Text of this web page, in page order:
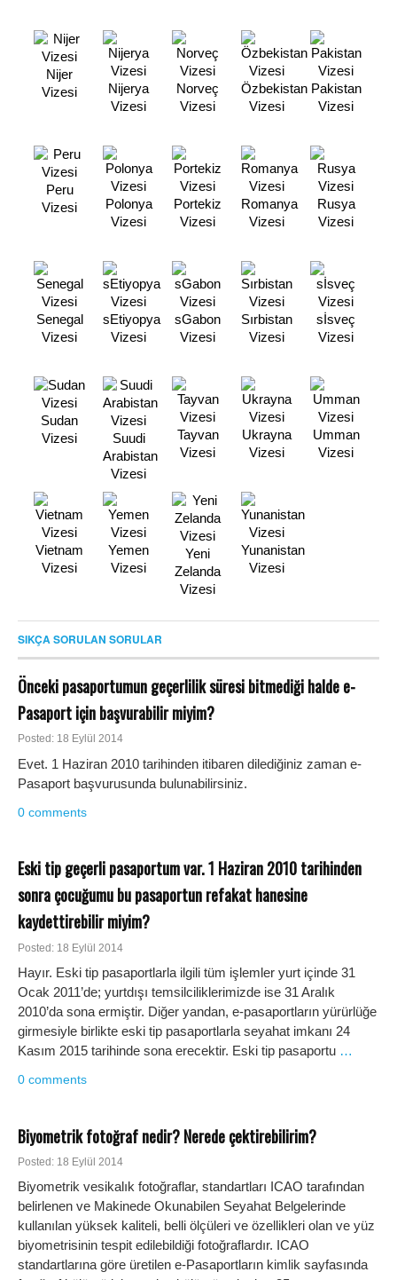
Nijer
Vizesi
Nijerya
Vizesi
Norveç
Vizesi
Özbekistan
Vizesi
Pakistan
Vizesi
Peru
Vizesi
Polonya
Vizesi
Portekiz
Vizesi
Romanya
Vizesi
Rusya
Vizesi
Senegal
Vizesi
sEtiyopya
Vizesi
sGabon
Vizesi
Sırbistan
Vizesi
sİsveç
Vizesi
Sudan
Vizesi
Suudi
Arabistan
Vizesi
Tayvan
Vizesi
Ukrayna
Vizesi
Umman
Vizesi
Vietnam
Vizesi
Yemen
Vizesi
Yeni
Zelanda
Vizesi
Yunanistan
Vizesi
SIKÇA SORULAN SORULAR
Önceki pasaportumun geçerlilik süresi bitmediği halde e-
Pasaport için başvurabilir miyim?
Posted: 18 Eylül 2014
Evet. 1 Haziran 2010 tarihinden itibaren dilediğiniz zaman e-
Pasaport başvurusunda bulunabilirsiniz.
0 comments
Eski tip geçerli pasaportum var. 1 Haziran 2010 tarihinden
sonra çocuğumu bu pasaportun refakat hanesine
kaydettirebilir miyim?
Posted: 18 Eylül 2014
Hayır. Eski tip pasaportlarla ilgili tüm işlemler yurt içinde 31
Ocak 2011’de; yurtdışı temsilciliklerimizde ise 31 Aralık
2010’da sona ermiştir. Diğer yandan, e-pasaportların yürürlüğe
girmesiyle birlikte eski tip pasaportlarla seyahat imkanı 24
Kasım 2015 tarihinde sona erecektir. Eski tip pasaportu …
0 comments
Biyometrik fotoğraf nedir? Nerede çektirebilirim?
Posted: 18 Eylül 2014
Biyometrik vesikalık fotoğraflar, standartları ICAO tarafından
belirlenen ve Makinede Okunabilen Seyahat Belgelerinde
kullanılan yüksek kaliteli, belli ölçüleri ve özellikleri olan ve yüz
biyometrisinin tespit edilebildiği fotoğraflardır. ICAO
standartlarına göre üretilen e-Pasaportların kimlik sayfasında